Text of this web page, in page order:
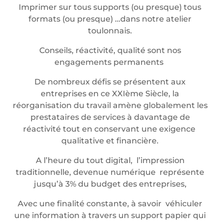
Imprimer sur tous supports (ou presque) tous
formats (ou presque) …dans notre atelier
toulonnais.
Conseils, réactivité, qualité sont nos
engagements permanents
De nombreux défis se présentent aux
entreprises en ce XXIème Siècle, la
réorganisation du travail amène globalement les
prestataires de services à davantage de
réactivité tout en conservant une exigence
qualitative et financière.
A l’heure du tout digital, l’impression
traditionnelle, devenue numérique représente
jusqu’à 3% du budget des entreprises,
Avec une finalité constante, à savoir véhiculer
une information à travers un support papier qui